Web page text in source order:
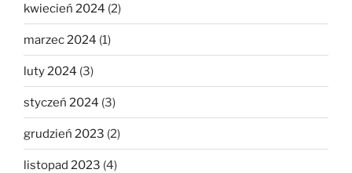
kwiecień 2024 (2)
marzec 2024 (1)
luty 2024 (3)
styczeń 2024 (3)
grudzień 2023 (2)
listopad 2023 (4)